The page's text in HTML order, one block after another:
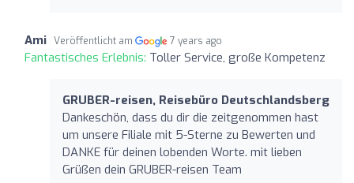
Ami Veröffentlicht am 7 years ago
Fantastisches Erlebnis: Toller Service, große Kompetenz
GRUBER-reisen, Reisebüro Deutschlandsberg
Dankeschön, dass du dir die zeitgenommen hast
um unsere Filiale mit 5-Sterne zu Bewerten und
DANKE für deinen lobenden Worte. mit lieben
Grüßen dein GRUBER-reisen Team